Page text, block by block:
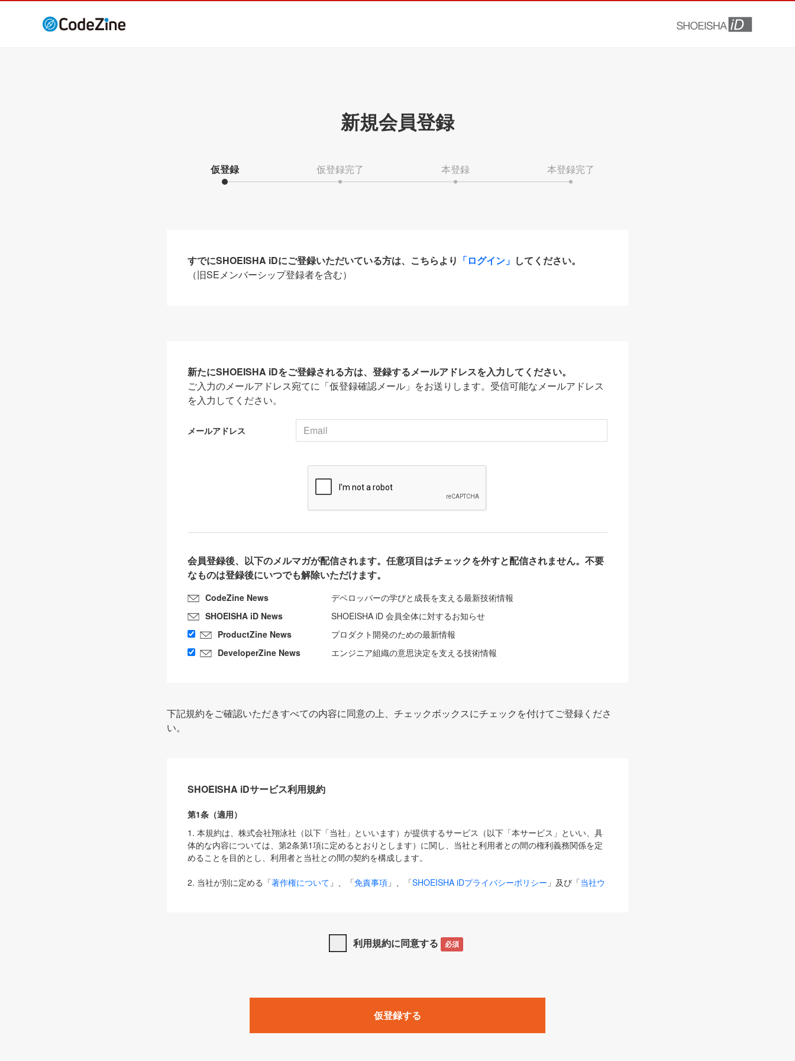
新規会員登録
仮登録 仮登録完了 本登録 本登録完了
すでにSHOEISHA iDにご登録いただいている方は、こちらより 「ログイン」 してください。
（旧SEメンバーシップ登録者を含む）
新たにSHOEISHA iDをご登録される方は、登録するメールアドレスを入力してください。
ご入力のメールアドレス宛てに「仮登録確認メール」をお送りします。受信可能なメールアドレス
を入力してください。
メールアドレス
会員登録後、以下のメルマガが配信されます。任意項目はチェックを外すと配信されません。不要
なものは登録後にいつでも解除いただけます。
CodeZine News
デベロッパーの学びと成長を支える最新技術情報
SHOEISHA iD News
SHOEISHA iD 会員全体に対するお知らせ
ProductZine News
プロダクト開発のための最新情報
DeveloperZine News
エンジニア組織の意思決定を支える技術情報
下記規約をご確認いただきすべての内容に同意の上、チェックボックスにチェックを付けてご登録くださ
い。
SHOEISHA iDサービス利用規約
第1条（適用）
1. 本規約は、株式会社翔泳社（以下「当社」といいます）が提供するサービス（以下「本サービス」といい、具
体的な内容については、第2条第1項に定めるとおりとします）に関し、当社と利用者との間の権利義務関係を定
めることを目的とし、利用者と当社との間の契約を構成します。
2. 当社が別に定める「著作権について 」、「免責事項 」、「SHOEISHA iDプライバシーポリシー 」及び「当社ウ
は、本規約の規定が優先して適用されるものとします。
1. 「本サービス」とは、当社が提供する以下のサービス（名称や内容が変更された場合、変更後のサービスを含
みます）及びこれらサービスに関連して当社が実施するイベントやキャンペーンをいいます。
「SEBook」「SEShop」「CodeZine」「MarkeZine」「EnterpriseZine」「ECzine」「Biz/Zine」「HRzine」
利用規約に同意する 必須
仮登録する